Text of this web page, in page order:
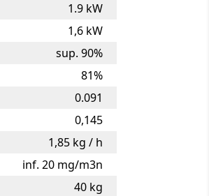
1.9 kW
1,6 kW
sup. 90%
81%
0.091
0,145
1,85 kg / h
inf. 20 mg/m3n
40 kg